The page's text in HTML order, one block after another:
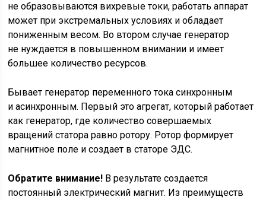
не образовываются вихревые токи, работать аппарат
может при экстремальных условиях и обладает
пониженным весом. Во втором случае генератор
не нуждается в повышенном внимании и имеет
большее количество ресурсов.
Бывает генератор переменного тока синхронным
и асинхронным. Первый это агрегат, который работает
как генератор, где количество совершаемых
вращений статора равно ротору. Ротор формирует
магнитное поле и создает в статоре ЭДС.
Обратите внимание! В результате создается
постоянный электрический магнит. Из преимуществ